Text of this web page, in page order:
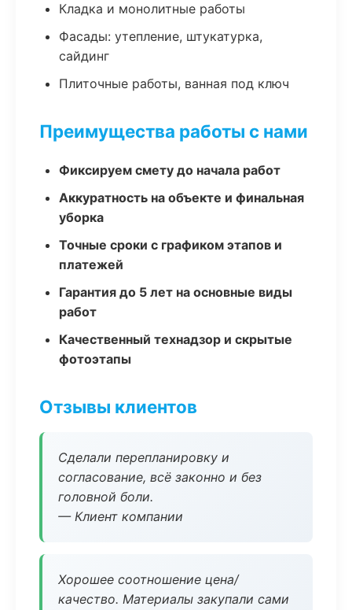
Кладка и монолитные работы
Фасады: утепление, штукатурка,
сайдинг
Плиточные работы, ванная под ключ
Преимущества работы с нами
Фиксируем смету до начала работ
Аккуратность на объекте и финальная
уборка
Точные сроки с графиком этапов и
платежей
Гарантия до 5 лет на основные виды
работ
Качественный технадзор и скрытые
фотоэтапы
Отзывы клиентов
Сделали перепланировку и
согласование, всё законно и без
головной боли.
— Клиент компании
Хорошее соотношение цена/
качество. Материалы закупали сами